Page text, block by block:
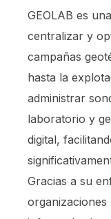
GEOLAB es
centralizar y
campañas
hasta la
administrar
laboratorio y
digital,
Gracias a su
organizaciones